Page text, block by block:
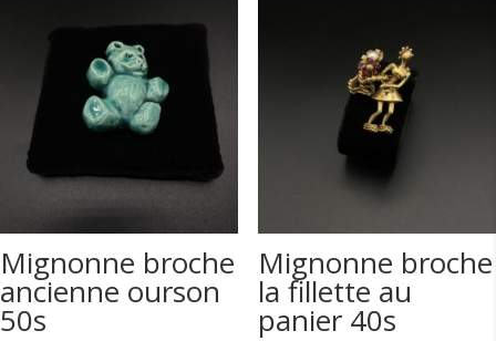
Mignonne broche
ancienne ourson
50s
Mignonne broche
la fillette au
panier 40s